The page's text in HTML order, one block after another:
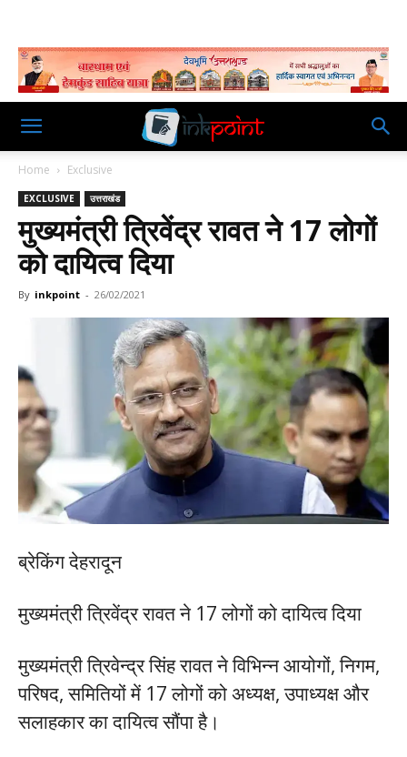
Home Exclusive
EXCLUSIVE उत्तराखंड
मुख्यमंत्री त्रिवेंद्र रावत ने 17 लोगों
को दायित्व दिया
By inkpoint - 26/02/2021
ब्रेकिंग देहरादून
मुख्यमंत्री त्रिवेंद्र रावत ने 17 लोगों को दायित्व दिया
मुख्यमंत्री त्रिवेन्द्र सिंह रावत ने विभिन्न आयोगों, निगम,
परिषद, समितियों में 17 लोगों को अध्यक्ष, उपाध्यक्ष और
सलाहकार का दायित्व सौंपा है।